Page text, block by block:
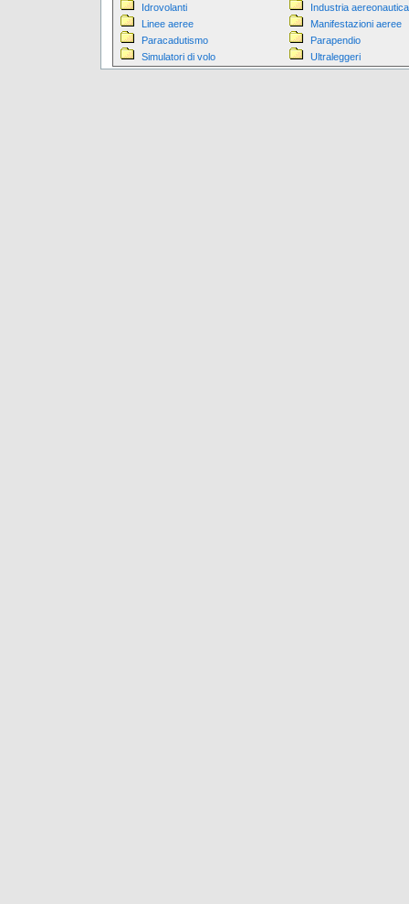
Idrovolanti
Industria aereonautica
Linee aeree
Manifestazioni aeree
Paracadutismo
Parapendio
Simulatori di volo
Ultraleggeri